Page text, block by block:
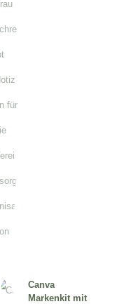
Canva
Markenkit mit